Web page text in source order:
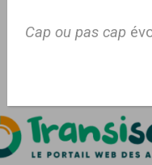
Cap ou pas cap